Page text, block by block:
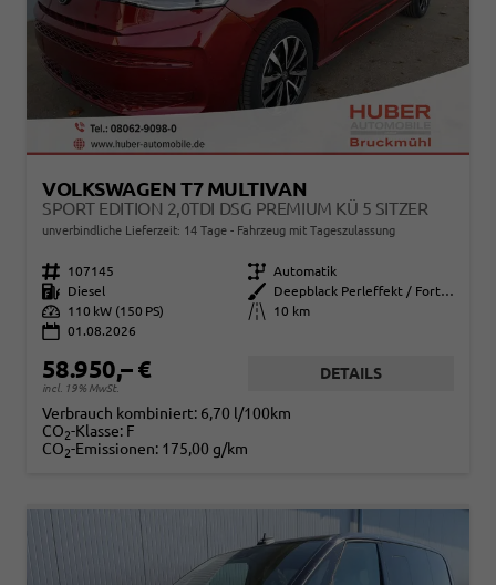
VOLKSWAGEN T7 MULTIVAN
SPORT EDITION 2,0TDI DSG PREMIUM KÜ 5 SITZER
unverbindliche Lieferzeit: 14 Tage Fahrzeug mit Tageszulassung
Fahrzeugnr. 107145 Getriebe Automatik
Kraftstoff
Diesel Außenfarbe
Deepblack Perleffekt / Fortanarot Met.
Leistung
110 kW (150 PS) Kilometerstand
10 km
01.08.2026
58.950,– €
incl. 19% MwSt.
DETAILS
Verbrauch kombiniert: 6,70 l/100km
CO2-Klasse: F
CO2-Emissionen: 175,00 g/km